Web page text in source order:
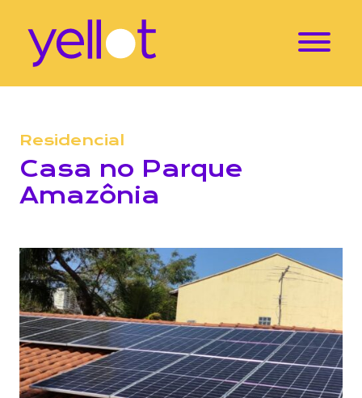
Residencial
Casa no Parque
Amazônia
Localização: Parque Amazônia – Goiânia – GO